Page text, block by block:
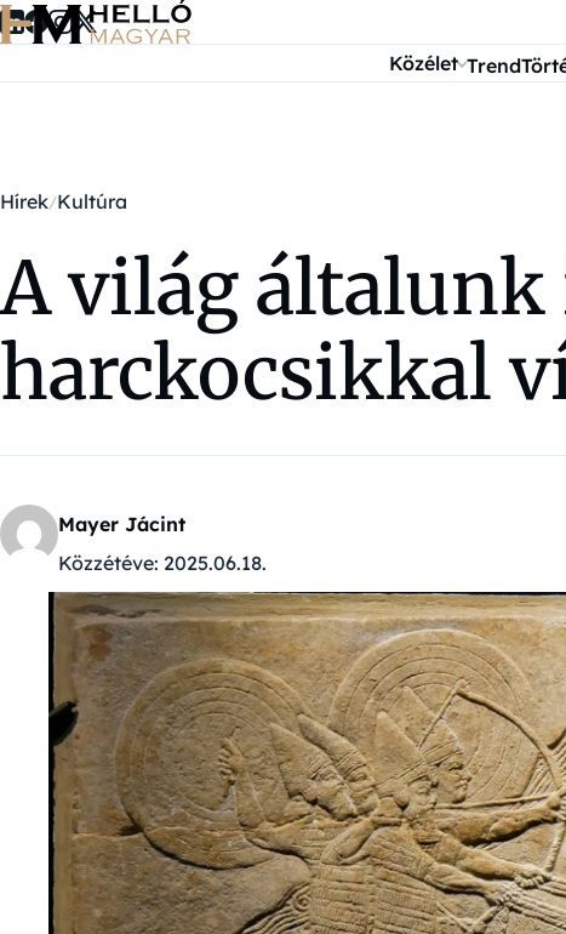
Ugrás a tartalomra
Közélet Trend
Hírek Kultúra
A világ általunk
harckocsikkal
Mayer Jácint
Közzétéve: 2025.06.18.